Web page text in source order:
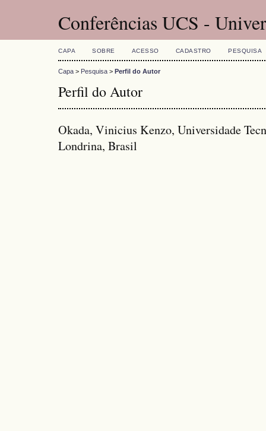
Conferências UCS -
CAPA SOBRE ACESSO CADASTRO PESQUISA
Capa > Pesquisa > Perfil do Autor
Perfil do Autor
Okada, Vinicius Kenzo, Universidade
Londrina, Brasil